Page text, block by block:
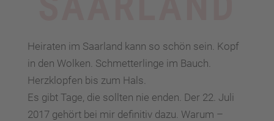
Heiraten im Saarland kann so schön sein. Kopf
in den Wolken. Schmetterlinge im Bauch.
Herzklopfen bis zum Hals.
Es gibt Tage, die sollten nie enden. Der 22. Juli
2017 gehört bei mir definitiv dazu. Warum –